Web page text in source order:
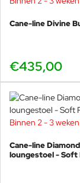
strive towards the
product, and
fundamental. The
appear as small
Cane-line Divine
€435,00
Binnen 2 - 3
Cane-line Diamond
loungestoel - Soft